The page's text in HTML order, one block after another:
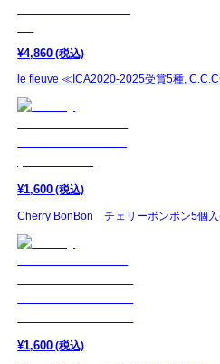
¥4,860 (税込)
le fleuve ≪ICA2020-2025受賞5種,
¥1,600 (税込)
Cherry BonBon チェリーボンボン5個入
¥1,600 (税込)